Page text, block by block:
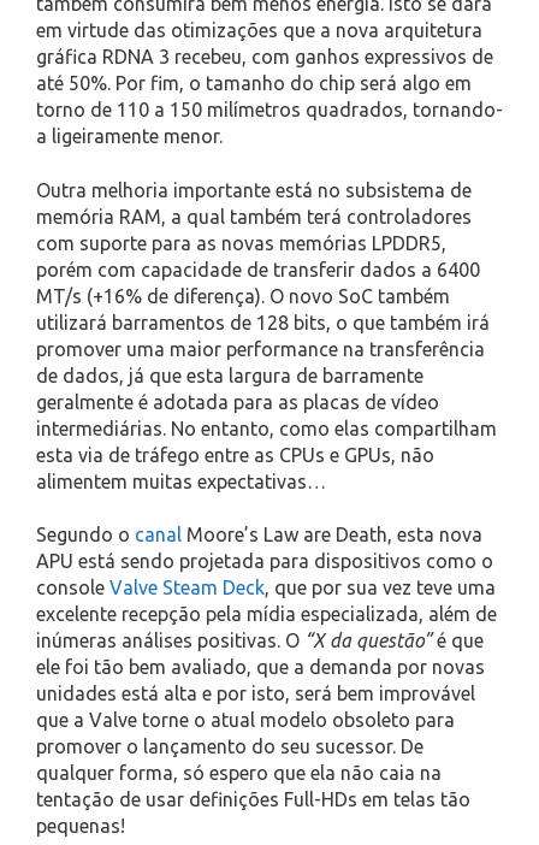
em virtude das otimizações que a nova arquitetura
gráfica RDNA 3 recebeu, com ganhos expressivos de
até 50%. Por fim, o tamanho do chip será algo em
torno de 110 a 150 milímetros quadrados, tornando-
a ligeiramente menor.
Outra melhoria importante está no subsistema de
memória RAM, a qual também terá controladores
com suporte para as novas memórias LPDDR5,
porém com capacidade de transferir dados a 6400
MT/s (+16% de diferença). O novo SoC também
utilizará barramentos de 128 bits, o que também irá
promover uma maior performance na transferência
de dados, já que esta largura de barramente
geralmente é adotada para as placas de vídeo
intermediárias. No entanto, como elas compartilham
esta via de tráfego entre as CPUs e GPUs, não
alimentem muitas expectativas…
Segundo o canal Moore’s Law are Death, esta nova
APU está sendo projetada para dispositivos como o
console Valve Steam Deck, que por sua vez teve uma
excelente recepção pela mídia especializada, além de
inúmeras análises positivas. O “X da questão”é que
ele foi tão bem avaliado, que a demanda por novas
unidades está alta e por isto, será bem improvável
que a Valve torne o atual modelo obsoleto para
promover o lançamento do seu sucessor. De
qualquer forma, só espero que ela não caia na
tentação de usar definições Full-HDs em telas tão
pequenas!